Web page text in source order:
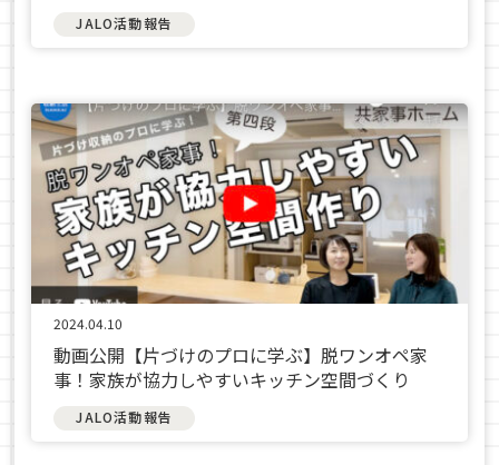
JALO活動報告
2024.04.10
動画公開【片づけのプロに学ぶ】脱ワンオペ家
事！家族が協力しやすいキッチン空間づくり
JALO活動報告